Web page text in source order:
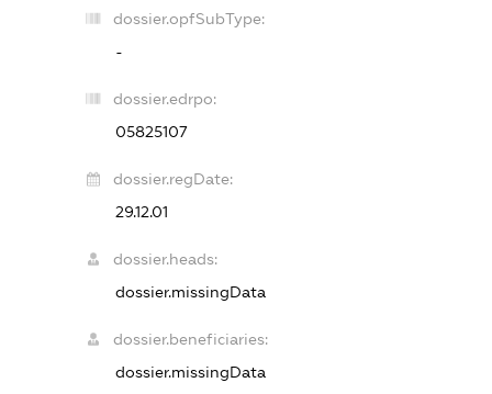
dossier.opfSubType:
-
dossier.edrpo:
05825107
dossier.regDate:
29.12.01
dossier.heads:
dossier.missingData
dossier.beneficiaries:
dossier.missingData